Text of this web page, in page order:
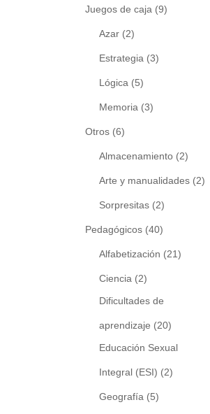
Juegos de caja (9)
Azar (2)
Estrategia (3)
Lógica (5)
Memoria (3)
Otros (6)
Almacenamiento (2)
Arte y manualidades (2)
Sorpresitas (2)
Pedagógicos (40)
Alfabetización (21)
Ciencia (2)
Dificultades de
aprendizaje (20)
Educación Sexual
Integral (ESI) (2)
Geografía (5)